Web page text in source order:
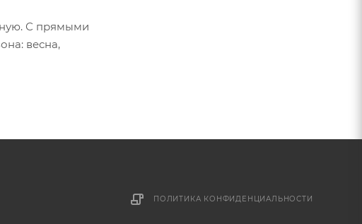
С прямыми
весна,
ПОЛИТИКА КОНФИДЕНЦИАЛЬНОСТИ